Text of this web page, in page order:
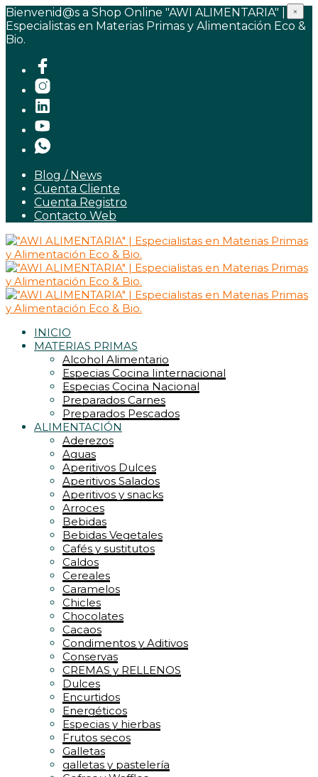
Bienvenid@s a Shop Online "AWI ALIMENTARIA" |
Especialistas en Materias Primas y Alimentación Eco &
Bio.
Blog / News
Cuenta Cliente
Cuenta Registro
Contacto Web
INICIO
MATERIAS PRIMAS
Alcohol Alimentario
Especias Cocina Iinternacional
Especias Cocina Nacional
Preparados Carnes
Preparados Pescados
ALIMENTACIÓN
Aderezos
Aguas
Aperitivos Dulces
Aperitivos Salados
Aperitivos y snacks
Arroces
Bebidas
Bebidas Vegetales
Cafés y sustitutos
Caldos
Cereales
Caramelos
Chicles
Chocolates
Cacaos
Condimentos y Aditivos
Conservas
CREMAS y RELLENOS
Dulces
Encurtidos
Energéticos
Especias y hierbas
Frutos secos
Galletas
galletas y pastelería
×